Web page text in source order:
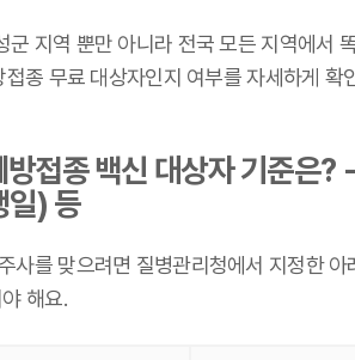
군 지역 뿐만 아니라 전국 모든 지역에서
종 무료 대상자인지 여부를 자세하게 확
접종 백신 대상자 기준은?
일) 등
사를 맞으려면 질병관리청에서 지정한 아
해요.